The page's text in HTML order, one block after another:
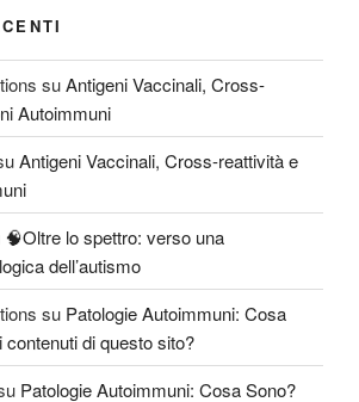
suAntigeni Vaccinali, Cross-
Autoimmuni
Antigeni Vaccinali, Cross-reattività e
🧠Oltre lo spettro: verso una
dell’autismo
su Patologie Autoimmuni: Cosa
di questo sito?
Patologie Autoimmuni: Cosa Sono?